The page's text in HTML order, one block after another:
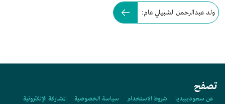
ولد عبدالرحمن الشبيلي عام:
تصفح
عن سعوديبيديا شروط الاستخدام سياسة الخصوصية المشاركة الإلكترونية